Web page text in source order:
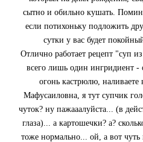
сытно и обильно кушать.
если потихоньку подложить
сутки у вас будет
Отлично работает рецепт "суп
всего лишь один ингридиент -
огонь кастрюлю,
Мафусаиловна, я тут супчик
чуток? ну пажааалуйста... (в
глаза)... а картошечки? а?
тоже нормально... ой, а вот